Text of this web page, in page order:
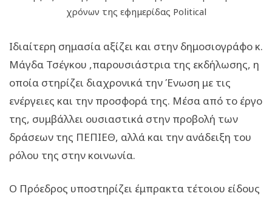
χρόνων της εφημερίδας Political
Ιδιαίτερη σημασία αξίζει και στην δημοσιογράφο κ.
Μάγδα Τσέγκου ,παρουσιάστρια της εκδήλωσης, η
οποία στηρίζει διαχρονικά την Ένωση με τις
ενέργειες και την προσφορά της. Μέσα από το έργο
της, συμβάλλει ουσιαστικά στην προβολή των
δράσεων της ΠΕΠΙΕΘ, αλλά και την ανάδειξη του
ρόλου της στην κοινωνία.
Ο Πρόεδρος υποστηρίζει έμπρακτα τέτοιου είδους